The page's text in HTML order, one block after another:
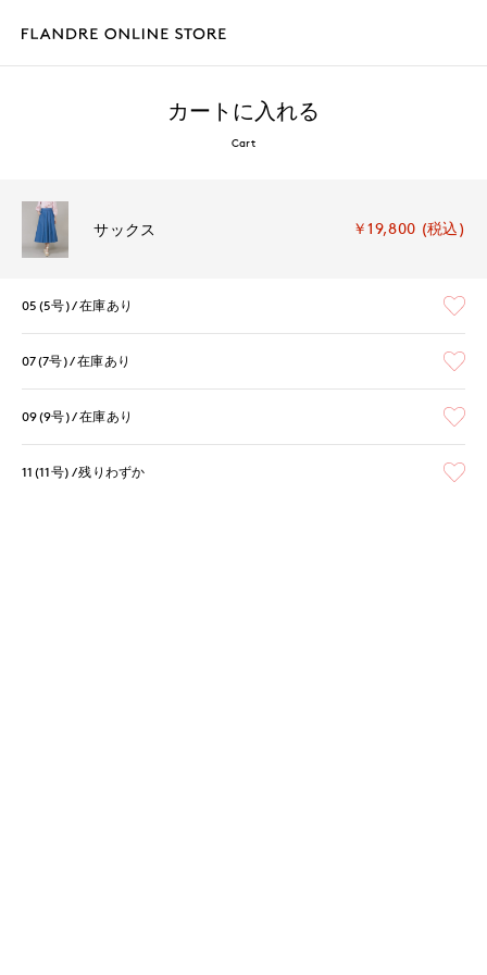
カートに入れる
Cart
サックス ￥19,800 (税込)
05(5号) 在庫あり
07(7号) 在庫あり
09(9号) 在庫あり
11(11号) 残りわずか